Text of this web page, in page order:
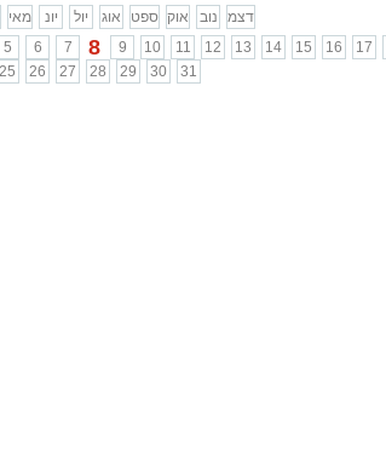
מאי יונ יול אוג ספט אוק נוב
דצמ
5 6 7 8 9 10 11 12 13 14 15 16 17
25 26 27 28 29 30 31